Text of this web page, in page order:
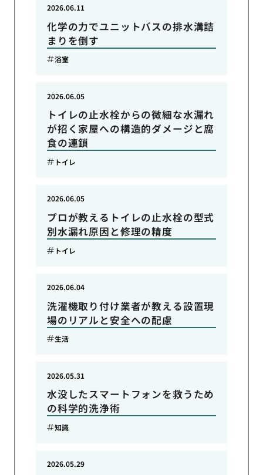
化学の力でユニットバスの排水溝詰
まりを倒す
2026.06.11
浴室
トイレの止水栓からの微細な水漏れ
が招く家屋への構造的ダメージと腐
食の連鎖
2026.06.05
トイレ
プロが教えるトイレの止水栓の型式
別水漏れ原因と修理の精度
2026.06.05
トイレ
洗濯機取り付け業者が教える設置現
場のリアルと安全への配慮
2026.06.04
生活
水没したスマートフォンを救うため
の科学的洗浄術
2026.05.31
知識
2026.05.29